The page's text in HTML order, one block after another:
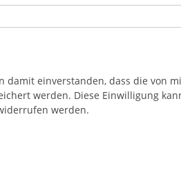
einverstanden, dass die von
werden. Diese Einwilligung
werden.